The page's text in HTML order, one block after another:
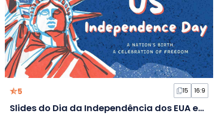
5 15 16:9
Slides do Dia da Independência dos EUA em estilo desenhado à mão